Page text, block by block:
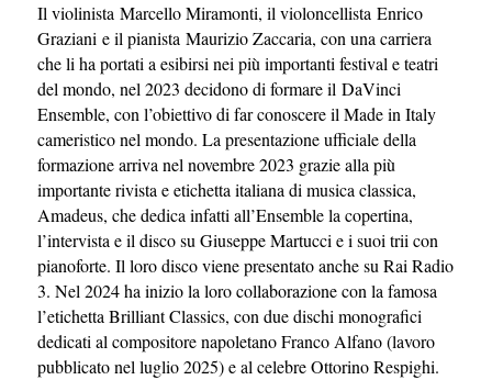
Il violinista Marcello Miramonti, il violoncellista Enrico
Graziani e il pianista Maurizio Zaccaria, con una carriera
che li ha portati a esibirsi nei più importanti festival e teatri
del mondo, nel 2023 decidono di formare il DaVinci
Ensemble, con l’obiettivo di far conoscere il Made in Italy
cameristico nel mondo. La presentazione ufficiale della
formazione arriva nel novembre 2023 grazie alla più
importante rivista e etichetta italiana di musica classica,
Amadeus, che dedica infatti all’Ensemble la copertina,
l’intervista e il disco su Giuseppe Martucci e i suoi trii con
pianoforte. Il loro disco viene presentato anche su Rai Radio
3. Nel 2024 ha inizio la loro collaborazione con la famosa
l’etichetta Brilliant Classics, con due dischi monografici
dedicati al compositore napoletano Franco Alfano (lavoro
pubblicato nel luglio 2025) e al celebre Ottorino Respighi.